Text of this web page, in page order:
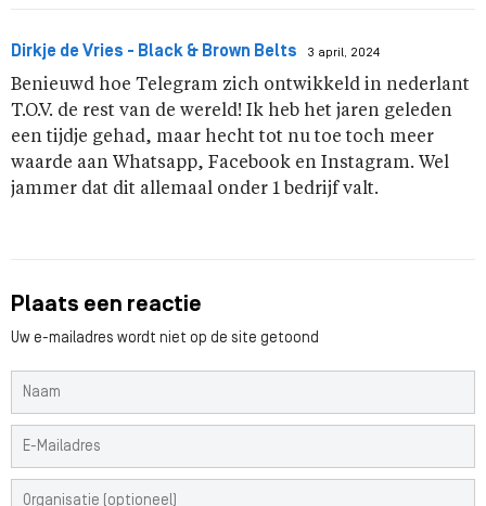
Dirkje de Vries - Black & Brown Belts 3 april, 2024
Benieuwd hoe Telegram zich ontwikkeld in nederlant
T.O.V. de rest van de wereld! Ik heb het jaren geleden
een tijdje gehad, maar hecht tot nu toe toch meer
waarde aan Whatsapp, Facebook en Instagram. Wel
jammer dat dit allemaal onder 1 bedrijf valt.
Plaats een reactie
Uw e-mailadres wordt niet op de site getoond